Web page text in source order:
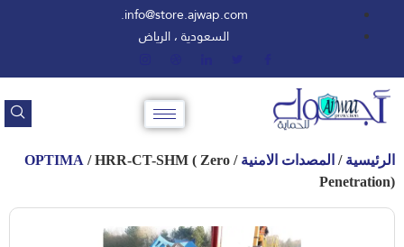
info@store.ajwap.com.
السعودية ، الرياض
الرئيسية / المصدات الامنية /
OPTIMA / HRR-CT-SHM ( Zero
Penetration)